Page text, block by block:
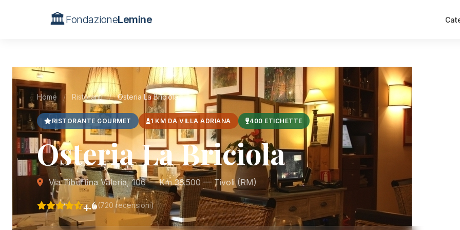
🏛️FondazioneLemine
Home / Ristoranti / Osteria La Briciola
RISTORANTE GOURMET 1 KM DA VILLA ADRIANA 400 ETICHETTE
Osteria La Briciola
Via Tiburtina Valeria, 106 — Km 36.500 — Tivoli (RM)
4.6(720 recensioni)